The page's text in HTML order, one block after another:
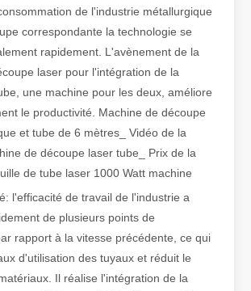
Qu'est-ce que la découpe laser de tubes ?
de tubes est une technologie clé dans une
de l'industrie métallurgique
correspondante la technologie se
rapidement. L'avènement de la
laser pour l'intégration de la
une machine pour les deux, améliore
le productivité. Machine de découpe
et tube de 6 mètres_ Vidéo de la
de découpe laser tube_ Prix de la
de tube laser 1000 Watt machine
l'efficacité de travail de l'industrie a
de plusieurs points de
rapport à la vitesse précédente, ce qui
d'utilisation des tuyaux et réduit le
Il réalise l'intégration de la